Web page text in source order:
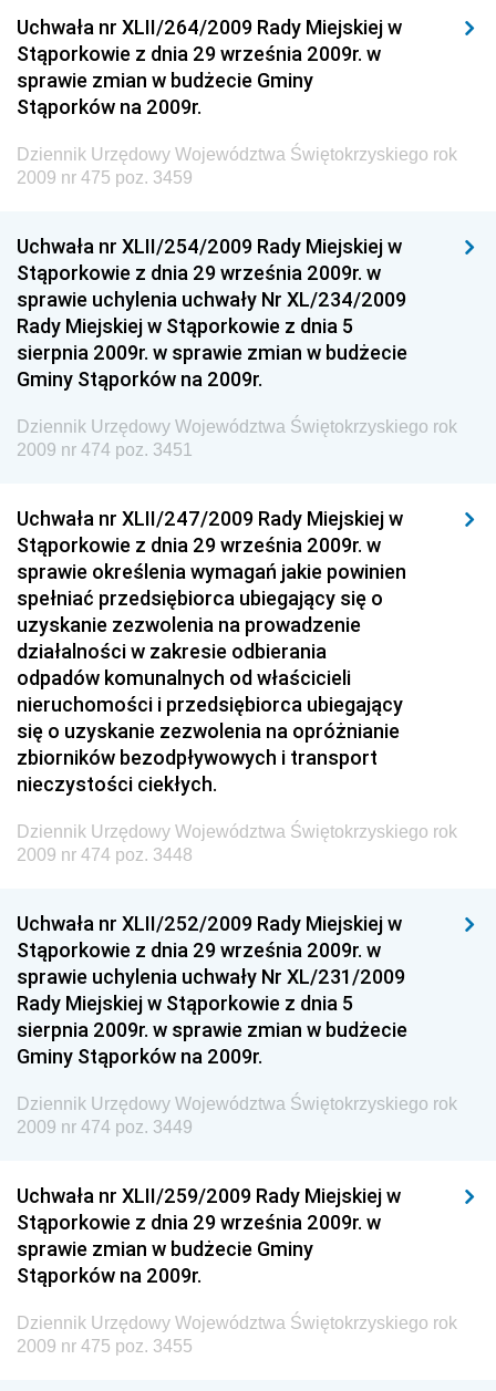
Dziennik Urzędowy Ministerstwa Przemysłu
Chemicznego i Lekkiego
Dziennik Urzędowy Ministerstwa Rolnictwa i
Gospodarki Żywnościowej
Dziennik Urzędowy Ministra Rodziny, Pracy i Polityki
Społecznej
Dziennik Urzędowy Ministra Rozwoju
Dziennik Urzędowy Ministra Infrastruktury i
Budownictwa
Dziennik Urzędowy Ministra Gospodarki Morskiej i
Żeglugi Śródlądowej
Dziennik Urzędowy Ministra Energii
Dziennik Urzędowy Ministra Finansów
Dziennik Urzędowy Ministra Rozwoju i Finansów
Dziennik Urzędowy Wyższego Urzędu Górniczego
Dziennik Urzędowy Prezesa Urzędu Transportu
Kolejowego
Dziennik Urzędowy Ministra Przedsiębiorczości i
Technologii
Dziennik Urzędowy Ministra Inwestycji i Rozwoju
Dziennik Urzędowy Naczelnego Dyrektora Archiwów
Państwowych
Dziennik Urzędowy Ministra Finansów, Inwestycji i
Rozwoju
Dziennik Urzędowy Ministra Sportu
Dziennik Urzędowy Ministra Funduszy i Polityki
Regionalnej
Dziennik Urzędowy Ministra Aktywów Państwowych
Dziennik Urzędowy Ministra Zdrowia
Dziennik Urzędowy Ministra Środowiska i Głównego
Inspektora Ochrony Środowiska
Dziennik Urzędowy Ministerstwa Kultury, Dziedzictwa
Narodowego i Sportu
Dziennik Urzędowy Ministra Finansów, Funduszy i
Dziennik Urzędowy Ministra Rozwoju, Pracy i
Uchwała nr XLII/264/2009 Rady Miejskiej w
Stąporkowie z dnia 29 września 2009r. w
sprawie zmian w budżecie Gminy
Stąporków na 2009r.
Dziennik Urzędowy Województwa Świętokrzyskiego rok
2009 nr 475 poz. 3459
Uchwała nr XLII/254/2009 Rady Miejskiej w
Stąporkowie z dnia 29 września 2009r. w
sprawie uchylenia uchwały Nr XL/234/2009
Rady Miejskiej w Stąporkowie z dnia 5
sierpnia 2009r. w sprawie zmian w budżecie
Gminy Stąporków na 2009r.
Dziennik Urzędowy Województwa Świętokrzyskiego rok
2009 nr 474 poz. 3451
Uchwała nr XLII/247/2009 Rady Miejskiej w
Stąporkowie z dnia 29 września 2009r. w
sprawie określenia wymagań jakie powinien
spełniać przedsiębiorca ubiegający się o
uzyskanie zezwolenia na prowadzenie
działalności w zakresie odbierania
odpadów komunalnych od właścicieli
nieruchomości i przedsiębiorca ubiegający
się o uzyskanie zezwolenia na opróżnianie
zbiorników bezodpływowych i transport
nieczystości ciekłych.
Dziennik Urzędowy Województwa Świętokrzyskiego rok
2009 nr 474 poz. 3448
Uchwała nr XLII/252/2009 Rady Miejskiej w
Stąporkowie z dnia 29 września 2009r. w
sprawie uchylenia uchwały Nr XL/231/2009
Rady Miejskiej w Stąporkowie z dnia 5
sierpnia 2009r. w sprawie zmian w budżecie
Gminy Stąporków na 2009r.
Dziennik Urzędowy Województwa Świętokrzyskiego rok
2009 nr 474 poz. 3449
Uchwała nr XLII/259/2009 Rady Miejskiej w
Stąporkowie z dnia 29 września 2009r. w
sprawie zmian w budżecie Gminy
Stąporków na 2009r.
Dziennik Urzędowy Województwa Świętokrzyskiego rok
2009 nr 475 poz. 3455